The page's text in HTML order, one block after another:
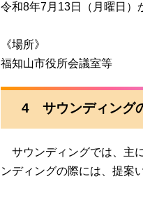
令和8年7月13日（月曜日）
《場所》
福知山市役所会議室等
4 サウンディング
サウンディングでは、主
ンディングの際には、提案